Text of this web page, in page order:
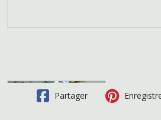
Partager